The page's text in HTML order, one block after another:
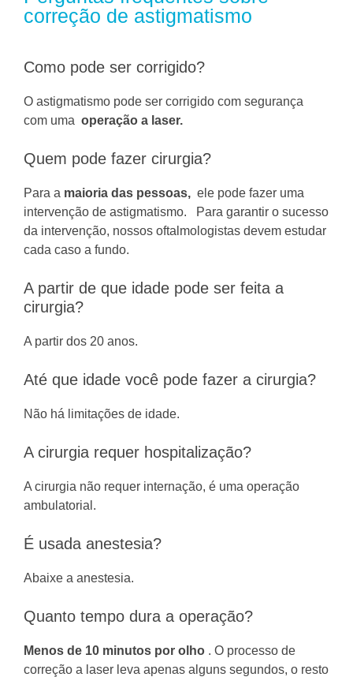
correção de astigmatismo
Como pode ser corrigido?
O astigmatismo pode ser corrigido com segurança
com uma operação a laser.
Quem pode fazer cirurgia?
Para a maioria das pessoas, ele pode fazer uma
intervenção de astigmatismo.
Para garantir o sucesso
da intervenção, nossos oftalmologistas devem estudar
cada caso a fundo.
A partir de que idade pode ser feita a
cirurgia?
A partir dos 20 anos.
Até que idade você pode fazer a cirurgia?
Não há limitações de idade.
A cirurgia requer hospitalização?
A cirurgia não requer internação, é uma operação
ambulatorial.
É usada anestesia?
Abaixe a anestesia.
Quanto tempo dura a operação?
Menos de 10 minutos por olho . O processo de
correção a laser leva apenas alguns segundos, o resto